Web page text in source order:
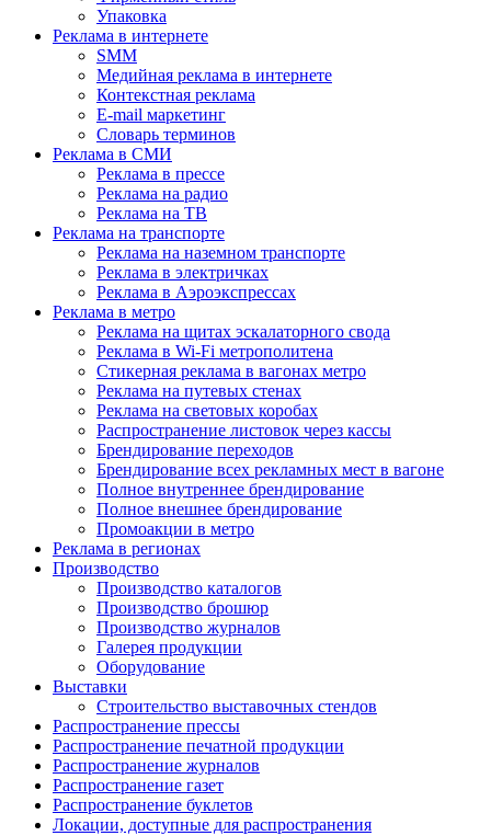
Упаковка
Реклама в интернете
SMM
Медийная реклама в интернете
Контекстная реклама
E-mail маркетинг
Словарь терминов
Реклама в СМИ
Реклама в прессе
Реклама на радио
Реклама на ТВ
Реклама на транспорте
Реклама на наземном транспорте
Реклама в электричках
Реклама в Аэроэкспрессах
Реклама в метро
Реклама на щитах эскалаторного свода
Реклама в Wi-Fi метрополитена
Стикерная реклама в вагонах метро
Реклама на путевых стенах
Реклама на световых коробах
Распространение листовок через кассы
Брендирование переходов
Брендирование всех рекламных мест в вагоне
Полное внутреннее брендирование
Полное внешнее брендирование
Промоакции в метро
Реклама в регионах
Производство
Производство каталогов
Производство брошюр
Производство журналов
Галерея продукции
Оборудование
Выставки
Строительство выставочных стендов
Распространение прессы
Распространение печатной продукции
Распространение журналов
Распространение газет
Распространение буклетов
Локации, доступные для распространения